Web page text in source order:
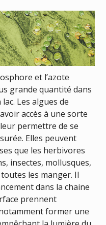
et l’azote
grande quantité dans
lac. Les algues de
accès à une sorte
permettre de se
Elles peuvent
que les herbivores
insectes, mollusques,
les manger. Il
dans la chaine
prennent
former une